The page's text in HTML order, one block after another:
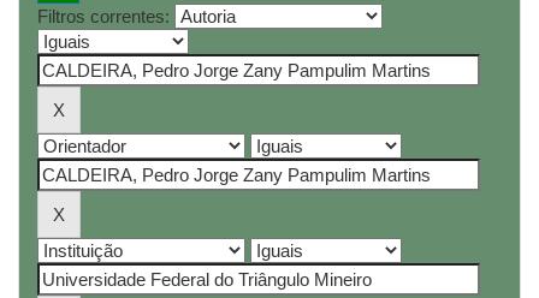
Filtros correntes: